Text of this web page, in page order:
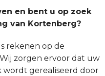
en bent u op zoek
van Kortenberg?
rekenen op de
zorgen ervoor dat uw
wordt gerealiseerd door